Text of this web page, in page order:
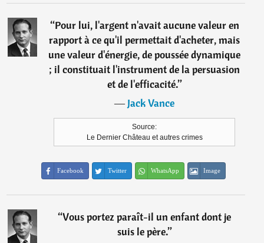
“Pour lui, l'argent n'avait aucune valeur en
rapport à ce qu'il permettait d'acheter, mais
une valeur d'énergie, de poussée dynamique
; il constituait l'instrument de la persuasion
et de l'efficacité.”
―Jack Vance
Source:
Le Dernier Château et autres crimes
Facebook Twitter WhatsApp Image
“Vous portez paraît-il un enfant dont je
suis le père.”